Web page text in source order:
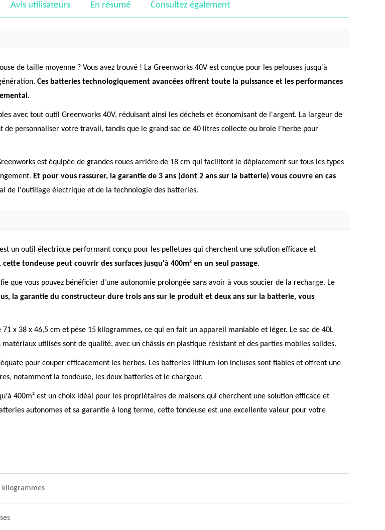
Avis utilisateurs En résumé Consultez également
de taille moyenne ? Vous avez trouvé ! La Greenworks 40V est conçue pour les pelouses jusqu'à
Ces batteries technologiquement avancées offrent toute la puissance et les performances
avec tout outil Greenworks 40V, réduisant ainsi les déchets et économisant de l'argent. La largeur de
personnaliser votre travail, tandis que le grand sac de 40 litres collecte ou broie l'herbe pour
est équipée de grandes roues arrière de 18 cm qui facilitent le déplacement sur tous les types
Et pour vous rassurer, la garantie de 3 ans (dont 2 ans sur la batterie) vous couvre en cas
de l'outillage électrique et de la technologie des batteries.
est un outil électrique performant conçu pour les pelletues qui cherchent une solution efficace et
tondeuse peut couvrir des surfaces jusqu'à 400m² en un seul passage.
que vous pouvez bénéficier d'une autonomie prolongée sans avoir à vous soucier de la recharge. Le
la garantie du constructeur dure trois ans sur le produit et deux ans sur la batterie, vous
71 x 38 x 46,5 cm et pèse 15 kilogrammes, ce qui en fait un appareil maniable et léger. Le sac de 40L
utilisés sont de qualité, avec un châssis en plastique résistant et des parties mobiles solides.
pour couper efficacement les herbes. Les batteries lithium-ion incluses sont fiables et offrent une
notamment la tondeuse, les deux batteries et le chargeur.
400m² est un choix idéal pour les propriétaires de maisons qui cherchent une solution efficace et
autonomes et sa garantie à long terme, cette tondeuse est une excellente valeur pour votre
kilogrammes